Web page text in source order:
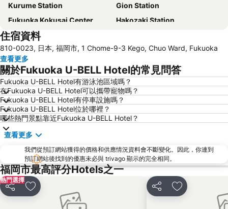
Kurume Station
Gion Station
Fukuoka Kokusai Center
Hakozaki Station
Saga Station
Fukuoka Yafuoku! Dome
Nakasu-Kawabata Station
Yakuin Station
Acros Fukuoka
Tojinmachi Station
Meinohama Station
Fukuoka Convention Center
佐賀機場
Higashihie Station
Nishitetsu Kurume Station
Nishitetsu Hall
Chiyo-Kenchoguchi Station
Sakurai Futamigaura
Elgala Hall
Nishijin Station
Dazaifu Tenmangu Shrine
住宿資料
810-0023, 日本, 福岡市, 1 Chome-9-3 Kego, Chuo Ward, Fukuoka
查看更多
關於Fukuoka U-BELL Hotel的常見問答
Fukuoka U-BELL Hotel有游泳池區域嗎？
在Fukuoka U-BELL Hotel可以攜帶寵物嗎？
Fukuoka U-BELL Hotel有停車設施嗎？
Fukuoka U-BELL Hotel位於哪裡？
哪些熱門景點靠近Fukuoka U-BELL Hotel？
查看更多
我們從預訂網站獲得的價格和供應情況資料會不斷變化。因此，你連到
預訂網站後找到的優惠未必與 trivago 顯示的完全相同。
福岡市最高評分Hotels之一
熱門選擇
分享 放到收藏夾 分享 放到收藏夾